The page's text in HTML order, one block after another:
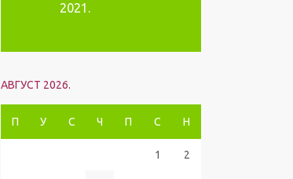
2021.
АВГУСТ 2026.
П У С Ч П С Н
1 2